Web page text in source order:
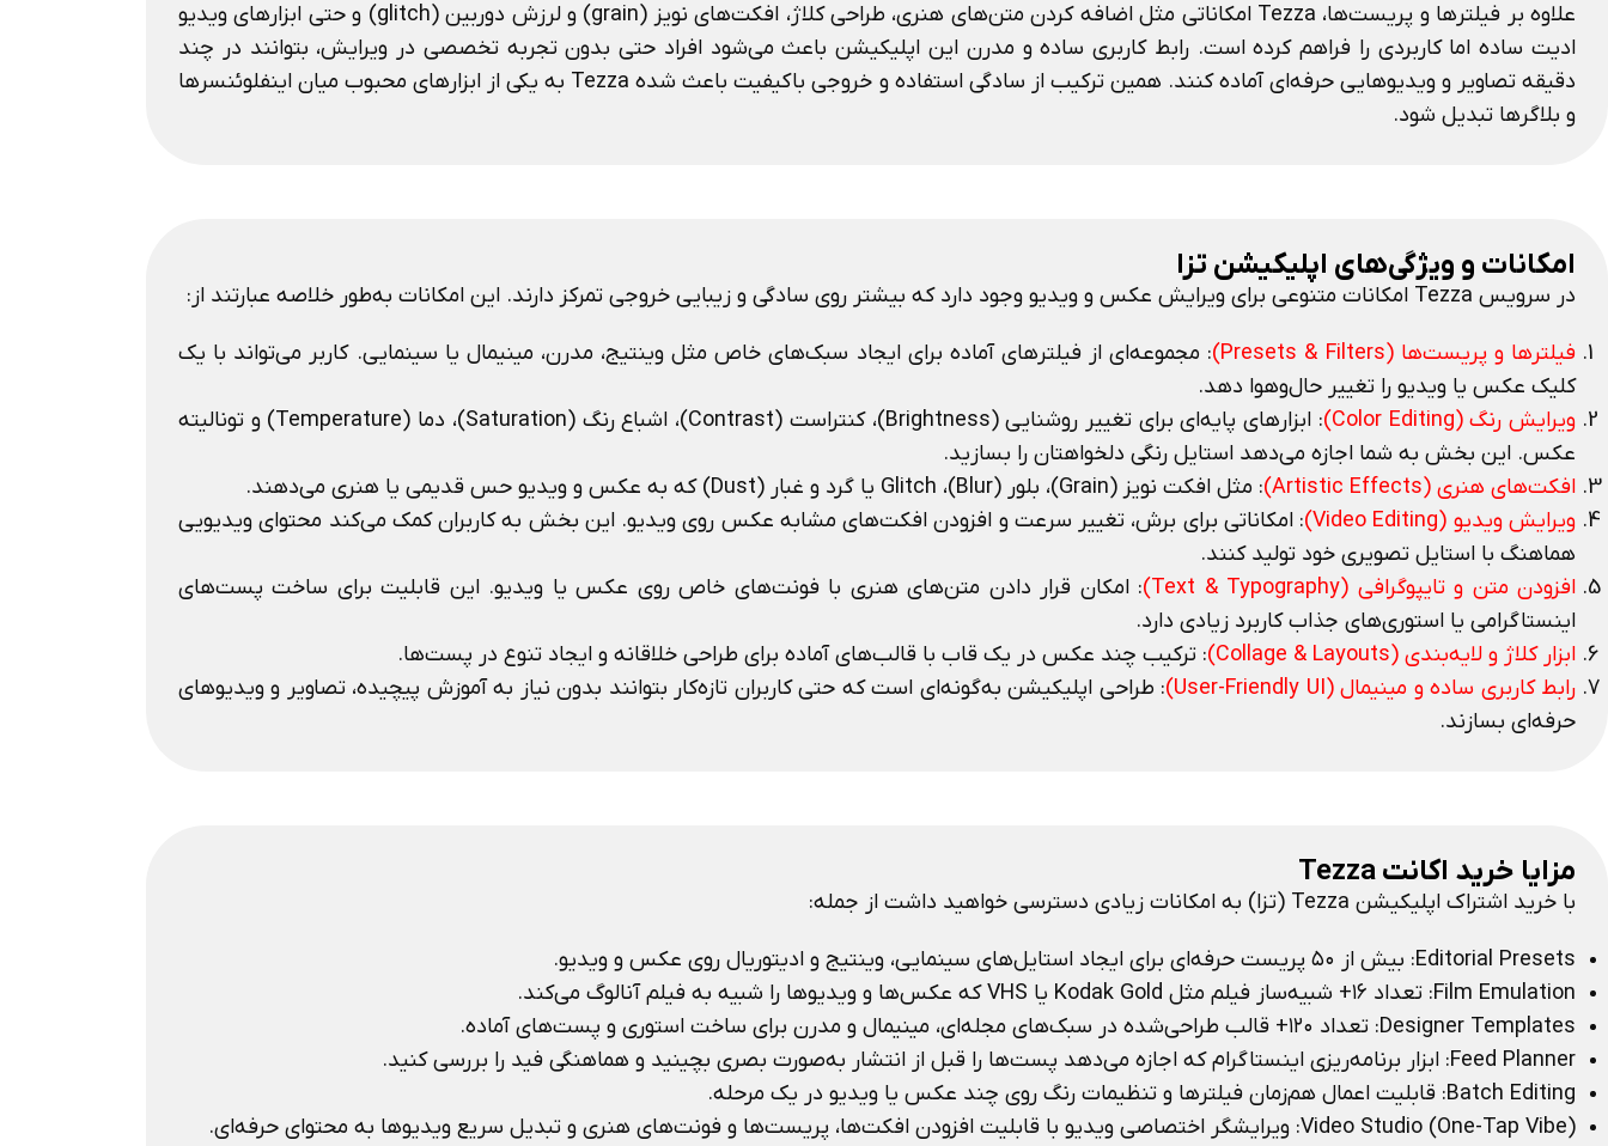
علاوه بر فیلترها و پریست‌ها، Tezza امکاناتی مثل اضافه کردن متن‌های هنری، طراحی کلاژ، افکت‌های نویز (grain) و لرزش دوربین (glitch) و حتی ابزارهای ویدیو
ادیت ساده اما کاربردی را فراهم کرده است. رابط کاربری ساده و مدرن این اپلیکیشن باعث می‌شود افراد حتی بدون تجربه تخصصی در ویرایش، بتوانند در چند
دقیقه تصاویر و ویدیوهایی حرفه‌ای آماده کنند. همین ترکیب از سادگی استفاده و خروجی باکیفیت باعث شده Tezza به یکی از ابزارهای محبوب میان اینفلوئنسرها
و بلاگرها تبدیل شود.
امکانات و ویژگی‌های اپلیکیشن تزا
در سرویس Tezza امکانات متنوعی برای ویرایش عکس و ویدیو وجود دارد که بیشتر روی سادگی و زیبایی خروجی تمرکز دارند. این امکانات به‌طور خلاصه عبارتند از:
فیلترها و پریست‌ها (Presets & Filters)
: مجموعه‌ای از فیلترهای آماده برای ایجاد سبک‌های خاص مثل وینتیج، مدرن، مینیمال یا سینمایی. کاربر می‌تواند با یک
کلیک عکس یا ویدیو را تغییر حال‌و‌هوا دهد.
ویرایش رنگ (Color Editing)
: ابزارهای پایه‌ای برای تغییر روشنایی (Brightness)، کنتراست (Contrast)، اشباع رنگ (Saturation)، دما (Temperature) و تونالیته
عکس. این بخش به شما اجازه می‌دهد استایل رنگی دلخواهتان را بسازید.
افکت‌های هنری (Artistic Effects)
: مثل افکت نویز (Grain)، بلور (Blur)، Glitch یا گرد و غبار (Dust) که به عکس و ویدیو حس قدیمی یا هنری می‌دهند.
ویرایش ویدیو (Video Editing)
: امکاناتی برای برش، تغییر سرعت و افزودن افکت‌های مشابه عکس روی ویدیو. این بخش به کاربران کمک می‌کند محتوای ویدیویی
هماهنگ با استایل تصویری خود تولید کنند.
افزودن متن و تایپوگرافی (Text & Typography)
: امکان قرار دادن متن‌های هنری با فونت‌های خاص روی عکس یا ویدیو. این قابلیت برای ساخت پست‌های
اینستاگرامی یا استوری‌های جذاب کاربرد زیادی دارد.
ابزار کلاژ و لایه‌بندی (Collage & Layouts)
: ترکیب چند عکس در یک قاب با قالب‌های آماده برای طراحی خلاقانه و ایجاد تنوع در پست‌ها.
رابط کاربری ساده و مینیمال (User-Friendly UI)
: طراحی اپلیکیشن به‌گونه‌ای است که حتی کاربران تازه‌کار بتوانند بدون نیاز به آموزش پیچیده، تصاویر و ویدیوهای
حرفه‌ای بسازند.
مزایا خرید اکانت Tezza
با خرید اشتراک اپلیکیشن Tezza (تزا) به امکانات زیادی دسترسی خواهید داشت از جمله:
Editorial Presets: بیش از ۵۰ پریست حرفه‌ای برای ایجاد استایل‌های سینمایی، وینتیج و ادیتوریال روی عکس و ویدیو.
Film Emulation: تعداد ۱۶+ شبیه‌ساز فیلم مثل Kodak Gold یا VHS که عکس‌ها و ویدیوها را شبیه به فیلم آنالوگ می‌کند.
Designer Templates: تعداد ۱۲۰+ قالب طراحی‌شده در سبک‌های مجله‌ای، مینیمال و مدرن برای ساخت استوری و پست‌های آماده.
Feed Planner: ابزار برنامه‌ریزی اینستاگرام که اجازه می‌دهد پست‌ها را قبل از انتشار به‌صورت بصری بچینید و هماهنگی فید را بررسی کنید.
Batch Editing: قابلیت اعمال هم‌زمان فیلترها و تنظیمات رنگ روی چند عکس یا ویدیو در یک مرحله.
Video Studio (One-Tap Vibe): ویرایشگر اختصاصی ویدیو با قابلیت افزودن افکت‌ها، پریست‌ها و فونت‌های هنری و تبدیل سریع ویدیوها به محتوای حرفه‌ای.